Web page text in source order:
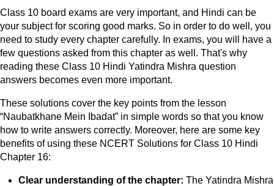
Class 10 board exams are very important, and Hindi can be
your subject for scoring good marks. So in order to do well, you
need to study every chapter carefully. In exams, you will have a
few questions asked from this chapter as well. That's why
reading these Class 10 Hindi Yatindra Mishra question
answers becomes even more important.
These solutions cover the key points from the lesson
“Naubatkhane Mein Ibadat” in simple words so that you know
how to write answers correctly. Moreover, here are some key
benefits of using these NCERT Solutions for Class 10 Hindi
Chapter 16:
Clear understanding of the chapter: The Yatindra Mishra